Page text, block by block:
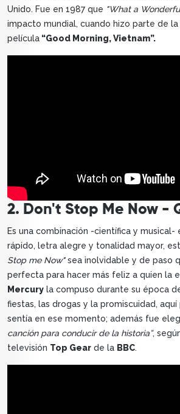
Unido. Fue en 1987 que "What a
impacto mundial, cuando hizo parte de
película “Good Morning, Vietnam”.
2. Don't Stop Me Now -
Es una combinación -científica y musical-
rápido, letra alegre y tonalidad mayor,
Stop me Now"sea inolvidable y de paso
perfecta para hacer más feliz a quien la
Mercury la compuso durante su época
fiestas, las drogas y la promiscuidad,
sentía en ese momento; además fue
canción para conducir de la historia”,
televisión Top Gear de la BBC.